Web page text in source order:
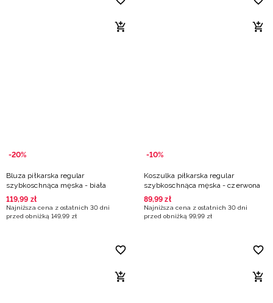
-20%
Bluza piłkarska regular
szybkoschnąca męska - biała
119,99 zł
Najniższa cena z ostatnich 30 dni
przed obniżką 149,99 zł
-10%
Koszulka piłkarska regular
szybkoschnąca męska - czerwona
89,99 zł
Najniższa cena z ostatnich 30 dni
przed obniżką 99,99 zł